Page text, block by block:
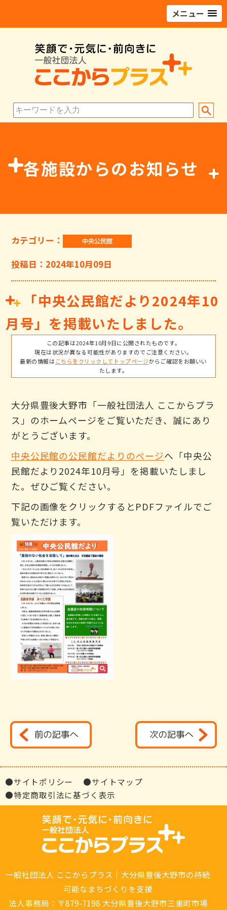
メニュー
各施設からのお知らせ
カテゴリー：
投稿日：2024年10月09日
「中央公民館だより2024年10
月号」を掲載いたしました。
この記事は2024年10月9日に公開されたものです。
現在は状況が異なる可能性がありますのでご注意ください。
最新の情報は こちらをクリックしてトップページからご確認をお願いい
たします。
大分県豊後大野市「一般社団法人 ここからプラ
ス」のホームページをご覧いただき、誠にあり
がとうございます。
中央公民館の公民館だよりのページへ「中央公
民館だより2024年10月号」を掲載いたしまし
た。ぜひご覧ください。
下記の画像をクリックするとPDFファイルでご
覧いただけます。
●サイトポリシー
●サイトマップ
●特定商取引法に基づく表示
一般社団法人 ここからプラス｜大分県豊後大野市の持続
可能なまちづくりを支援
法人事務局：〒879-7198 大分県豊後大野市三重町市場